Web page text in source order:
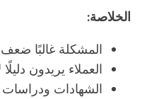
الخلاصة:
المشكلة غالبًا ضعف
العملاء يريدون
الشهادات ودراسات